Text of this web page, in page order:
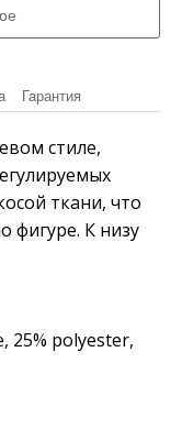
Гарантия
стиле,
ткани, что
фигуре. К низу
25% polyester,